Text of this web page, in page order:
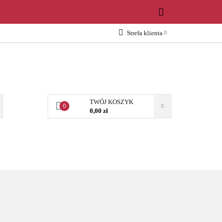
Strefa klienta
Zgody cookies
0
TWÓJ KOSZYK
0,00 zł